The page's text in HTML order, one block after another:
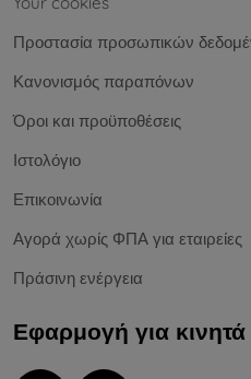
Προστασία προσωπικών
Κανονισμός παραπόνων
Όροι και προϋποθέσεις
Ιστολόγιο
Επικοινωνία
Αγορά χωρίς ΦΠΑ για εταιρείες
Πράσινη ενέργεια
Εφαρμογή για κινητά